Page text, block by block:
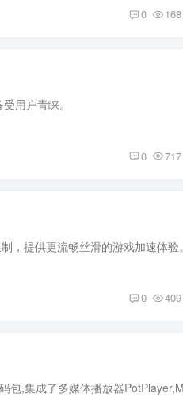
0 168
用户青睐。
0 717
，提供更流畅丝滑的游戏加速体验。
0 409